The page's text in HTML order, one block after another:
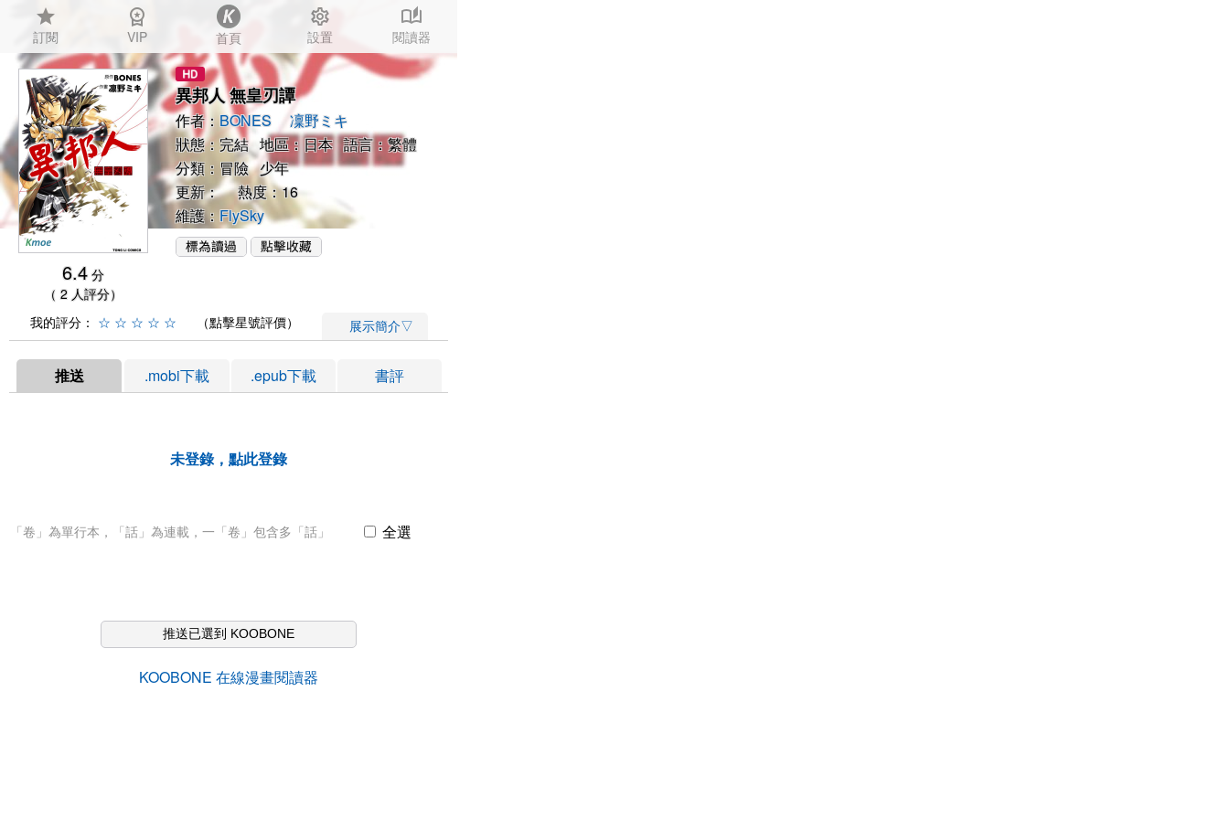
star
訂閱
workspace_premium
VIP 首頁
settings
設置
auto_stories
閱讀器
6.4 分
（ 2 人評分）
異邦人 無皇刃譚
作者：BONES
凜野ミキ
狀態：完結 地區：日本 語言：繁體
分類： 冒險 少年
更新： 熱度：16
維護： FlySky
我的評分： ☆ ☆ ☆ ☆ ☆ （點擊星號評價） 展示簡介▽
推送 .mobi下載 .epub下載 書評
未登錄，點此登錄
「卷」為單行本，「話」為連載，一「卷」包含多「話」 全選
推送已選到 KOOBONE
KOOBONE 在線漫畫閱讀器